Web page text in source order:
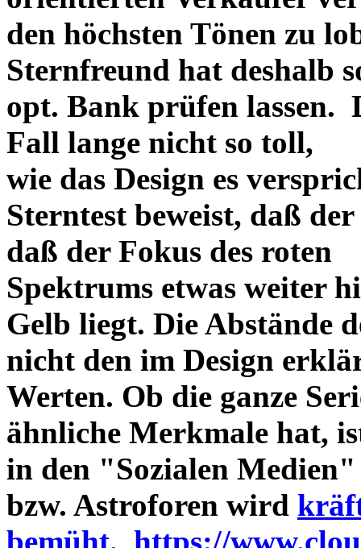
den höchsten Tönen zu
Sternfreund hat deshalb
opt. Bank prüfen lassen.
Fall lange nicht so toll,
wie das Design es
Sterntest beweist, daß
daß der Fokus des roten
Spektrums etwas weiter
Gelb liegt. Die Abstände
nicht den im Design
Werten. Ob die ganze
ähnliche Merkmale hat,
in den "Sozialen Medien"
bzw. Astroforen wird
bemüht. https://